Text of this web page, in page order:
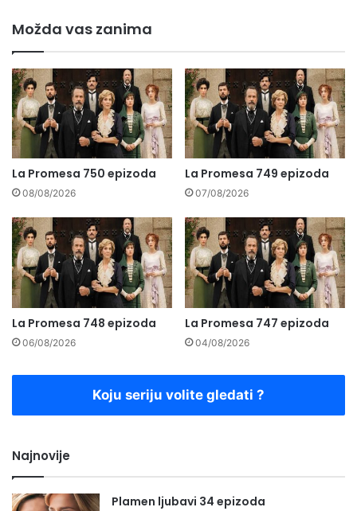
Možda vas zanima
La Promesa 750 epizoda
08/08/2026
La Promesa 749 epizoda
07/08/2026
La Promesa 748 epizoda
06/08/2026
La Promesa 747 epizoda
04/08/2026
Koju seriju volite gledati ?
Najnovije
Plamen ljubavi 34 epizoda